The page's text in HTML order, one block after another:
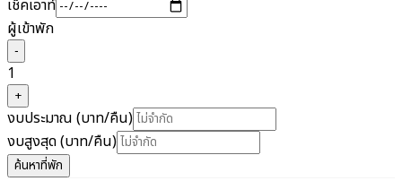
เช็คเอาท์
ผู้เข้าพัก
−
1
+
งบประมาณ (บาท/คืน)
งบสูงสุด (บาท/คืน)
ค้นหาที่พัก